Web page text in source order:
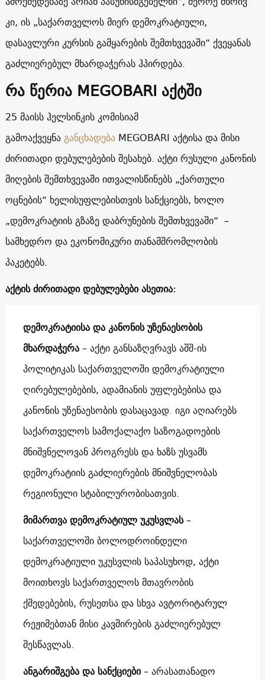
კი, ის „საქართველოს მიერ დემოკრატიული,
დასავლური კურსის გამყარების შემთხვევაში“ ქვეყანას
გაძლიერებულ მხარდაჭერას ჰპირდება.
რა წერია MEGOBARI აქტში
25 მაისს ჰელსინკის კომისიამ
გამოაქვეყნაგანცხადებაMEGOBARI აქტისა და მისი
ძირითადი დებულებების შესახებ. აქტი რუსული კანონის
მიღების შემთხვევაში ითვალისწინებს „ქართული
ოცნების“ ხელისუფლებისთვის სანქციებს, ხოლო
„დემოკრატიის გზაზე დაბრუნების შემთხვევაში“ –
სამხედრო და ეკონომიკური თანამშრომლობის
პაკეტებს.
აქტის ძირითადი დებულებები ასეთია:
დემოკრატიისა და კანონის უზენაესობის
მხარდაჭერა– აქტი განსაზღვრავს აშშ-ის
პოლიტიკას საქართველოში დემოკრატიული
ღირებულებების, ადამიანის უფლებებისა და
კანონის უზენაესობის დასაცავად. იგი აღიარებს
საქართველოს სამოქალაქო საზოგადოების
მნიშვნელოვან პროგრესს და ხაზს უსვამს
დემოკრატიის გაძლიერების მნიშვნელობას
რეგიონული სტაბილურობისათვის.
მიმართვა დემოკრატიულ უკუსვლას–
საქართველოში ბოლოდროინდელი
დემოკრატიული უკუსვლის საპასუხოდ, აქტი
მოითხოვს საქართველოს მთავრობის
ქმედებების, რუსეთსა და სხვა ავტორიტარულ
რეჟიმებთან მისი კავშირების გაძლიერებულ
შესწავლას.
ანგარიშგება და სანქციები– არასათანადო